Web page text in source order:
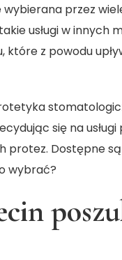
przez
usługi w innych
które z powodu
się na
protez. Dostępne
wybrać?